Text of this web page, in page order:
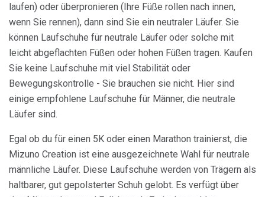
laufen) oder überpronieren (Ihre Füße rollen nach innen,
wenn Sie rennen), dann sind Sie ein neutraler Läufer. Sie
können Laufschuhe für neutrale Läufer oder solche mit
leicht abgeflachten Füßen oder hohen Füßen tragen. Kaufen
Sie keine Laufschuhe mit viel Stabilität oder
Bewegungskontrolle - Sie brauchen sie nicht. Hier sind
einige empfohlene Laufschuhe für Männer, die neutrale
Läufer sind.
Egal ob du für einen 5K oder einen Marathon trainierst, die
Mizuno Creation ist eine ausgezeichnete Wahl für neutrale
männliche Läufer. Diese Laufschuhe werden von Trägern als
haltbarer, gut gepolsterter Schuh gelobt. Es verfügt über